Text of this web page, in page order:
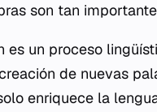
son tan
es un proceso
de nuevas
enriquece la